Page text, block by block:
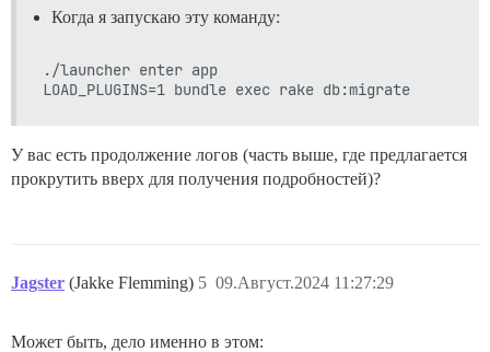
Когда я запускаю эту команду:
./launcher enter app
У вас есть продолжение логов (часть выше, где предлагается
прокрутить вверх для получения подробностей)?
Jagster (Jakke Flemming) 09.Август.2024 11:27:29
5
Может быть, дело именно в этом: